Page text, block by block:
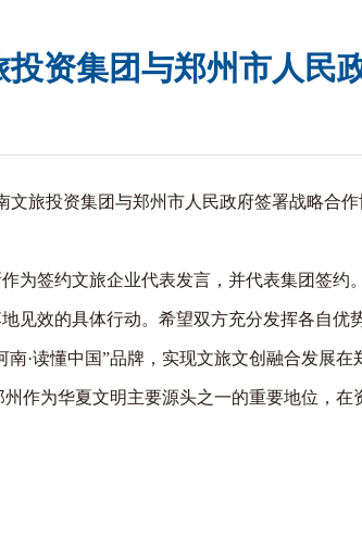
投资集团与郑州市人民
旅投资集团与郑州市人民政府签署战略合
签约文旅企业代表发言，并代表集团签约
见效的具体行动。希望双方充分发挥各自
·读懂中国”品牌，实现文旅文创融合发展在
为华夏文明主要源头之一的重要地位，